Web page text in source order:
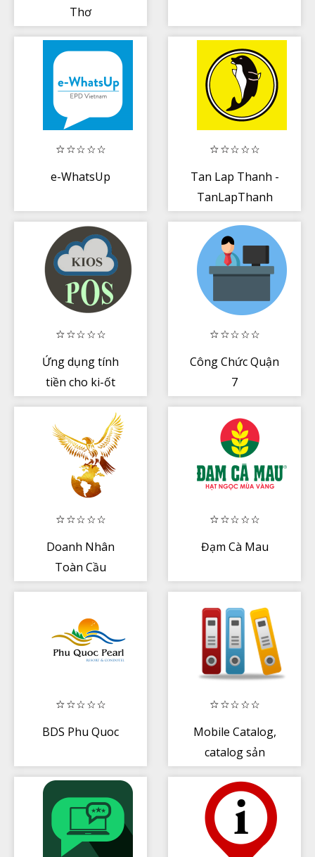
Thơ
e-WhatsUp
Tan Lap Thanh -
TanLapThanh
Ứng dụng tính
tiền cho ki-ốt
Công Chức Quận
7
Doanh Nhân
Toàn Cầu
Đạm Cà Mau
BDS Phu Quoc
Mobile Catalog,
catalog sản
smartphone